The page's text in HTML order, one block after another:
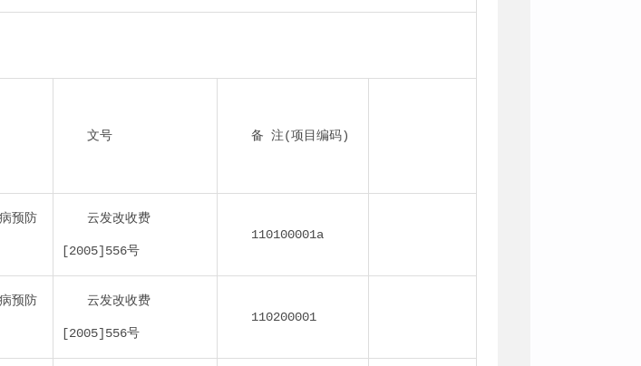
文号 备 注(项目编码)
预防 云发改收费
[2005]556号
110100001a
预防 云发改收费
[2005]556号
110200001